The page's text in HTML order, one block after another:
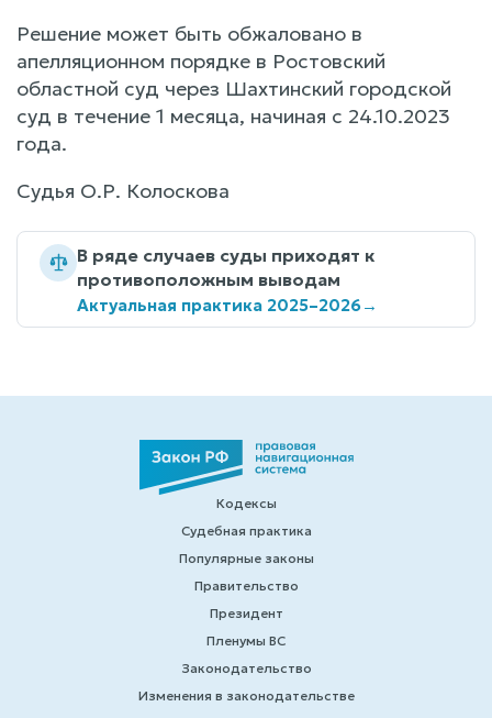
Решение может быть обжаловано в
апелляционном порядке в Ростовский
областной суд через Шахтинский городской
суд в течение 1 месяца, начиная с 24.10.2023
года.
Судья О.Р. Колоскова
В ряде случаев суды приходят к
противоположным выводам
Актуальная практика 2025–2026→
Кодексы
Судебная практика
Популярные законы
Правительство
Президент
Пленумы ВС
Законодательство
Изменения в законодательстве